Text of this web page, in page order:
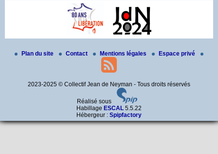
commémoration des exécutions de Châteaubriant
Toutes les informations à venir sur le site internet de l’Amicale (…)
Mai 2026 - Commémoration à La Baule-Escoublac
Rendez-vous devant la maison où Jean a enseigné, à La Baule-Escoublac
Septembre 2025 - 81
La commémoration du 81e anniversaire de l’exécution de Jean de Neyman
Plan du site Contact Mentions légales Espace privé
2023-2025 © Collectif Jean de Neyman - Tous droits réservés
Réalisé sous
Habillage ESCAL 5.5.22
Hébergeur : Spipfactory